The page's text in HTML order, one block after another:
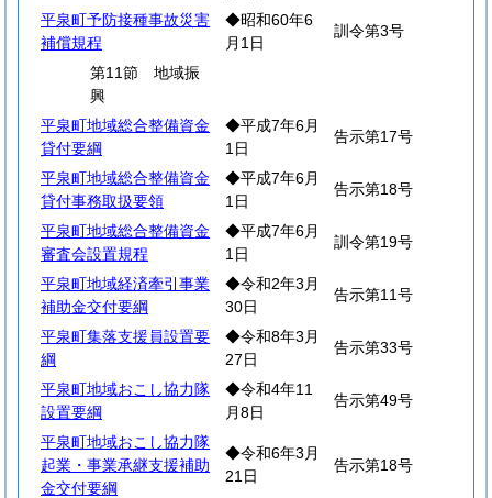
平泉町予防接種事故災害
補償規程
◆昭和60年6
月1日
訓令第3号
第11節 地域振
興
平泉町地域総合整備資金
貸付要綱
◆平成7年6月
1日
告示第17号
平泉町地域総合整備資金
貸付事務取扱要領
◆平成7年6月
1日
告示第18号
平泉町地域総合整備資金
審査会設置規程
◆平成7年6月
1日
訓令第19号
平泉町地域経済牽引事業
補助金交付要綱
◆令和2年3月
30日
告示第11号
平泉町集落支援員設置要
綱
◆令和8年3月
27日
告示第33号
平泉町地域おこし協力隊
設置要綱
◆令和4年11
月8日
告示第49号
平泉町地域おこし協力隊
起業・事業承継支援補助
金交付要綱
◆令和6年3月
21日
告示第18号